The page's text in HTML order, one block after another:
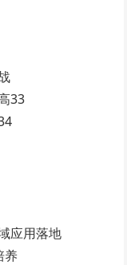
33
应用落地
养